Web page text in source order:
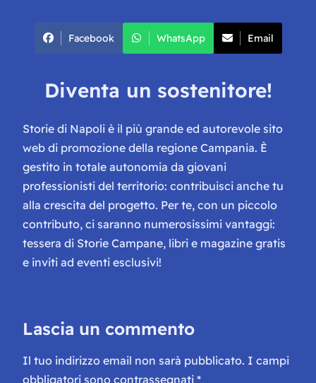
Facebook WhatsApp Email
Diventa un sostenitore!
Storie di Napoli è il più grande ed autorevole sito
web di promozione della regione Campania. È
gestito in totale autonomia da giovani
professionisti del territorio: contribuisci anche tu
alla crescita del progetto. Per te, con un piccolo
contributo, ci saranno numerosissimi vantaggi:
tessera di Storie Campane, libri e magazine gratis
e inviti ad eventi esclusivi!
Lascia un commento
Il tuo indirizzo email non sarà pubblicato. I campi
obbligatori sono contrassegnati *